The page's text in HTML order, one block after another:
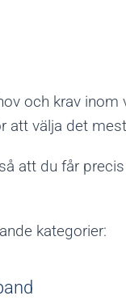
och krav
välja det
att du får
kategorier: